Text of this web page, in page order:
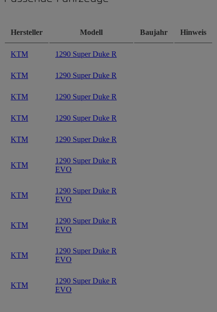
Hersteller Modell Baujahr Hinweis
KTM 1290 Super Duke R
KTM 1290 Super Duke R
KTM 1290 Super Duke R
KTM 1290 Super Duke R
KTM 1290 Super Duke R
KTM
1290 Super Duke R
EVO
KTM
1290 Super Duke R
EVO
KTM
1290 Super Duke R
EVO
KTM
1290 Super Duke R
EVO
KTM
1290 Super Duke R
EVO